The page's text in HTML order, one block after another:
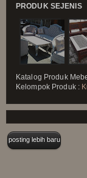
PRODUK SEJENIS
Katalog Produk
Kelompok Produk :
posting lebih baru